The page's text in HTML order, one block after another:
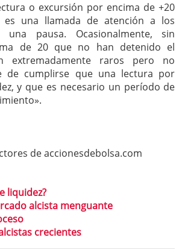
o excursión por encima de +20
es una llamada de atención a los
pausa. Ocasionalmente, sin
de 20 que no han detenido el
extremadamente raros pero no
de cumplirse que una lectura por
y que es necesario un período de
de accionesdebolsa.com
liquidez?
alcista menguante
crecientes